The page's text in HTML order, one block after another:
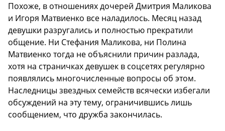
Похоже, в отношениях дочерей Дмитрия Маликова
и Игоря Матвиенко все наладилось. Месяц назад
девушки разругались и полностью прекратили
общение. Ни Стефания Маликова, ни Полина
Матвиенко тогда не объяснили причин разлада,
хотя на страничках девушек в соцсетях регулярно
появлялись многочисленные вопросы об этом.
Наследницы звездных семейств всячески избегали
обсуждений на эту тему, ограничившись лишь
сообщением, что дружба закончилась.